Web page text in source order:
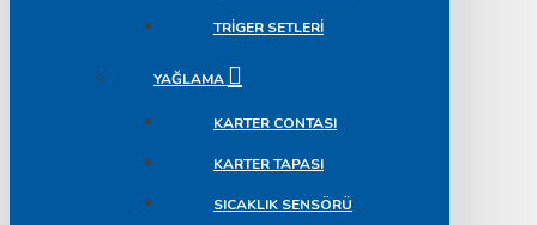
TRIGER SETLERI
YAĞLAMA
KARTER CONTASI
KARTER TAPASI
SICAKLIK SENSÖRÜ